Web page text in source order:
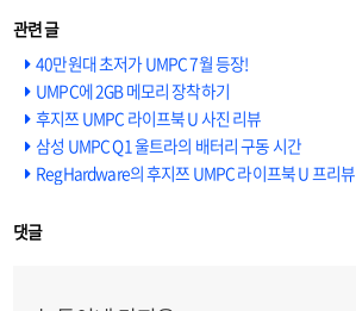
40만원대 초저가 UMPC 7월 등장!
UMPC에 2GB 메모리 장착하기
후지쯔 UMPC 라이프북 U 사진 리뷰
삼성 UMPC Q1 울트라의 배터리 구동 시간
RegHardware의 후지쯔 UMPC 라이프북 U 프리뷰
댓글